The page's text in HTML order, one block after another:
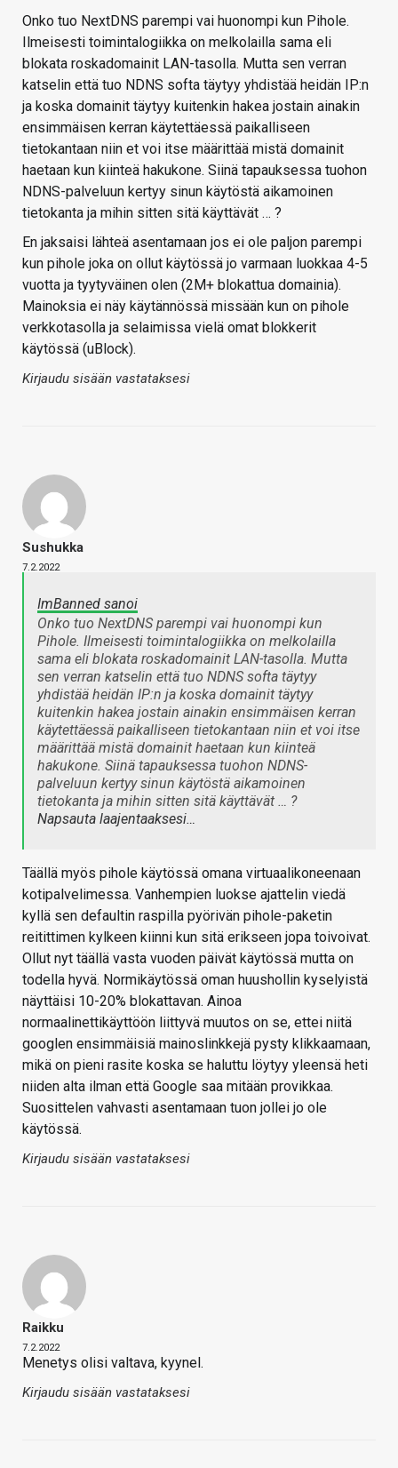
Onko tuo NextDNS parempi vai huonompi kun Pihole.
Ilmeisesti toimintalogiikka on melkolailla sama eli
blokata roskadomainit LAN-tasolla. Mutta sen verran
katselin että tuo NDNS softa täytyy yhdistää heidän IP:n
ja koska domainit täytyy kuitenkin hakea jostain ainakin
ensimmäisen kerran käytettäessä paikalliseen
tietokantaan niin et voi itse määrittää mistä domainit
haetaan kun kiinteä hakukone. Siinä tapauksessa tuohon
NDNS-palveluun kertyy sinun käytöstä aikamoinen
tietokanta ja mihin sitten sitä käyttävät … ?
En jaksaisi lähteä asentamaan jos ei ole paljon parempi
kun pihole joka on ollut käytössä jo varmaan luokkaa 4-5
vuotta ja tyytyväinen olen (2M+ blokattua domainia).
Mainoksia ei näy käytännössä missään kun on pihole
verkkotasolla ja selaimissa vielä omat blokkerit
käytössä (uBlock).
Kirjaudu sisään vastataksesi
Sushukka
7.2.2022
ImBanned sanoi
Onko tuo NextDNS parempi vai huonompi kun
Pihole. Ilmeisesti toimintalogiikka on melkolailla
sama eli blokata roskadomainit LAN-tasolla. Mutta
sen verran katselin että tuo NDNS softa täytyy
yhdistää heidän IP:n ja koska domainit täytyy
kuitenkin hakea jostain ainakin ensimmäisen kerran
käytettäessä paikalliseen tietokantaan niin et voi itse
määrittää mistä domainit haetaan kun kiinteä
hakukone. Siinä tapauksessa tuohon NDNS-
palveluun kertyy sinun käytöstä aikamoinen
tietokanta ja mihin sitten sitä käyttävät … ?
Napsauta laajentaaksesi…
Täällä myös pihole käytössä omana virtuaalikoneenaan
kotipalvelimessa. Vanhempien luokse ajattelin viedä
kyllä sen defaultin raspilla pyörivän pihole-paketin
reitittimen kylkeen kiinni kun sitä erikseen jopa toivoivat.
Ollut nyt täällä vasta vuoden päivät käytössä mutta on
todella hyvä. Normikäytössä oman huushollin kyselyistä
näyttäisi 10-20% blokattavan. Ainoa
normaalinettikäyttöön liittyvä muutos on se, ettei niitä
googlen ensimmäisiä mainoslinkkejä pysty klikkaamaan,
mikä on pieni rasite koska se haluttu löytyy yleensä heti
niiden alta ilman että Google saa mitään provikkaa.
Suosittelen vahvasti asentamaan tuon jollei jo ole
käytössä.
Kirjaudu sisään vastataksesi
Raikku
7.2.2022
Menetys olisi valtava, kyynel.
Kirjaudu sisään vastataksesi